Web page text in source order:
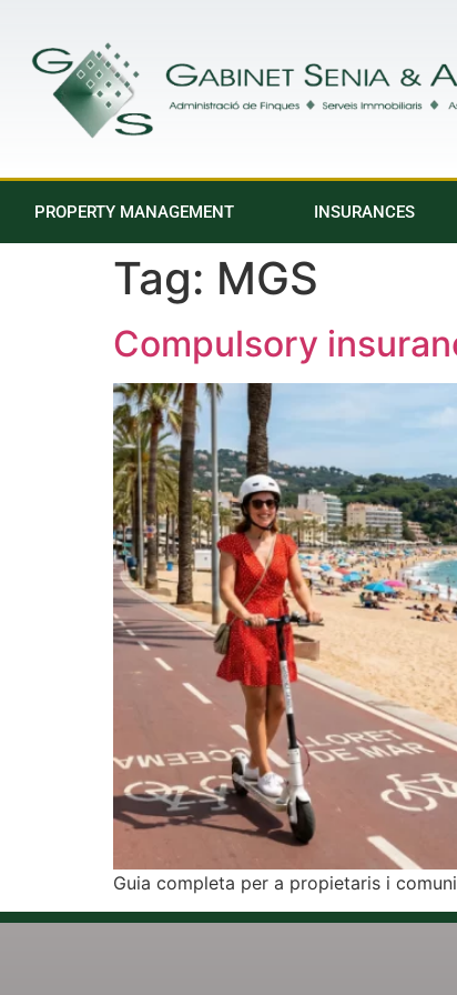
PROPERTY MANAGEMENT INSURANCES
Tag: MGS
Compulsory
Guia completa per a propietaris i